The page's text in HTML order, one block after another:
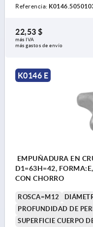
Referencia:
22,53 $
más IVA
más gastos de envío
K0146 E
EMPUÑADURA EN
D1=63H=42,
CON CHORRO
ROSCA=M12
PROFUNDIDAD DE
SUPERFICIE CUERPO